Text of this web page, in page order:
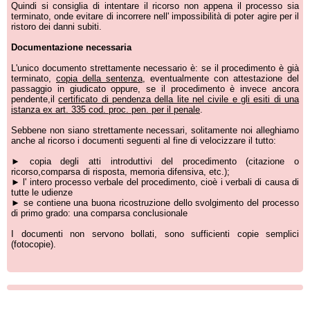
Quindi si consiglia di intentare il ricorso non appena il processo sia
terminato, onde evitare di incorrere nell' impossibilità di poter agire per il
ristoro dei danni subiti.
Documentazione necessaria
L'unico documento strettamente necessario è: se il procedimento è già
terminato, copia della sentenza, eventualmente con attestazione del
passaggio in giudicato oppure, se il procedimento è invece ancora
pendente,ilcertificato di pendenza della lite nel civile e gli esiti di una
istanza ex art. 335 cod. proc. pen. per il penale.
Sebbene non siano strettamente necessari, solitamente noi alleghiamo
anche al ricorso i documenti seguenti al fine di velocizzare il tutto:
► copia degli atti introduttivi del procedimento (citazione o
ricorso,comparsa di risposta, memoria difensiva, etc.);
► l' intero processo verbale del procedimento, cioè i verbali di causa di
tutte le udienze
► se contiene una buona ricostruzione dello svolgimento del processo
di primo grado: una comparsa conclusionale
I documenti non servono bollati, sono sufficienti copie semplici
(fotocopie).